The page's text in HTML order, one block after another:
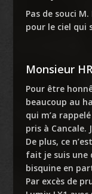
Pas de souci
pour le ciel qui
Monsieur HR
Pour être
beaucoup au
qui m’a
pris à Cancale.
De plus, ce
fait je suis une
bisquine en
Par excès de